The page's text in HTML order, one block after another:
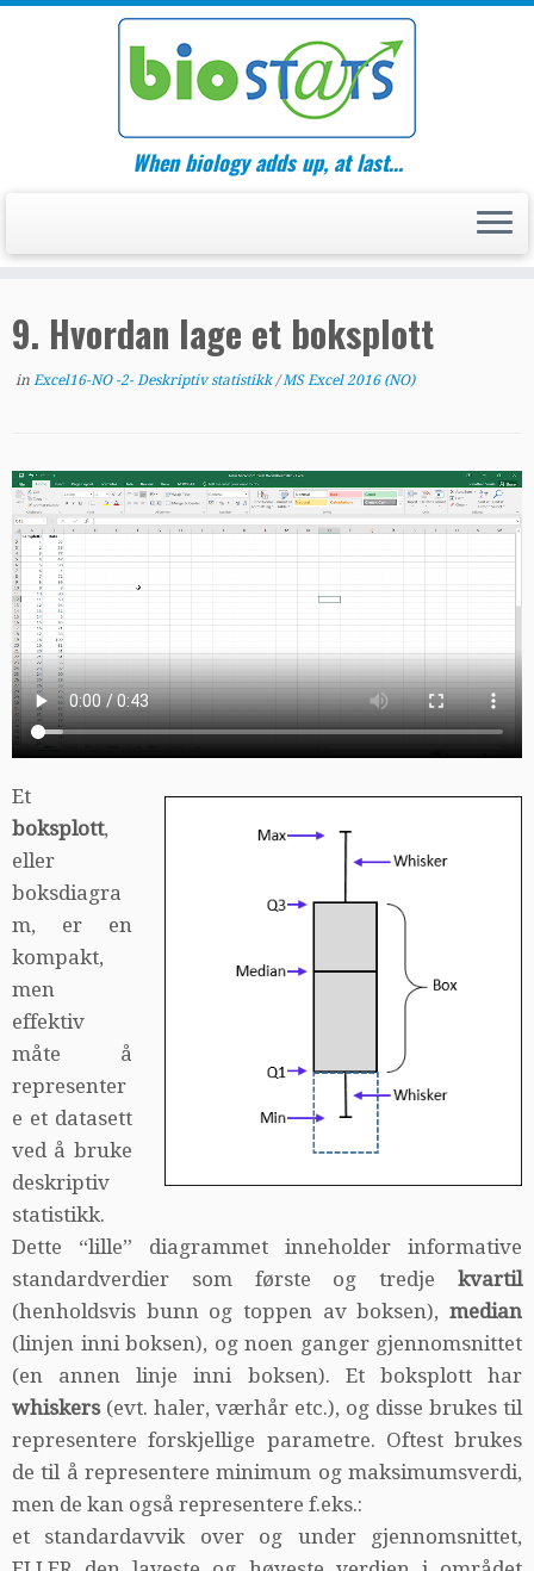
When biology adds up, at last…
9. Hvordan lage et boksplott
in Excel16-NO -2- Deskriptiv statistikk/MS Excel 2016 (NO)
Et
boksplott,
eller
boksdiagra
m, er en
kompakt,
men
effektiv
måte å
representer
e et datasett
ved å bruke
deskriptiv
statistikk.
Dette “lille” diagrammet inneholder informative
standardverdier som første og tredje kvartil
(henholdsvis bunn og toppen av boksen), median
(linjen inni boksen), og noen ganger gjennomsnittet
(en annen linje inni boksen). Et boksplott har
whiskers(evt. haler, værhår etc.), og disse brukes til
representere forskjellige parametre. Oftest brukes
de til å representere minimum og maksimumsverdi,
men de kan også representere f.eks.:
et standardavvik over og under gjennomsnittet,